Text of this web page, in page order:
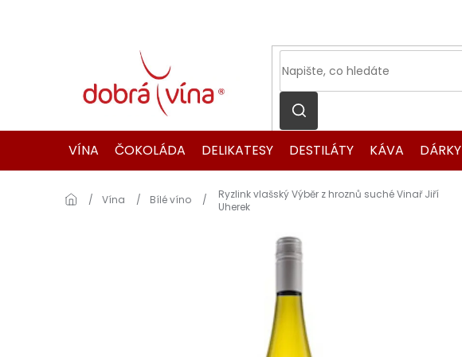
VÍNA
ČOKOLÁDA DELIKATESY DESTILÁTY KÁVA DÁRKY
Domů
Vína Bílé víno
Ryzlink vlašský Výběr z hroznů suché Vinař Jiří
Uherek